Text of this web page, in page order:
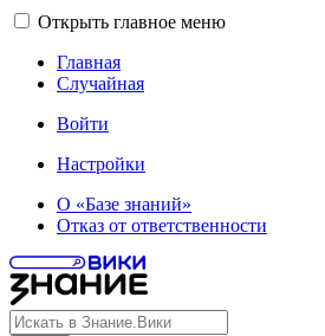
Открыть главное меню
Главная
Случайная
Войти
Настройки
О «Базе знаний»
Отказ от ответственности